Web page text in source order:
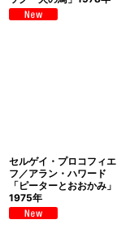
セルゲイ・プロコフィエ
フ／アラン・ハワード
「ピーターとおおかみ」
1975年